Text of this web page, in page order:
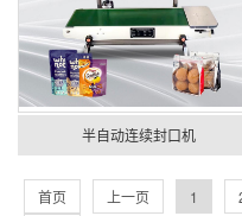
半自动连续封口机
首页 上一页 1